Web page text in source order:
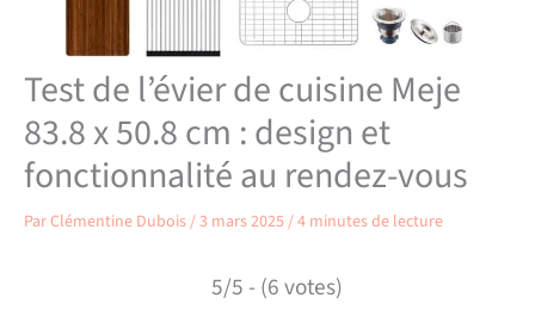
Test de l’évier de cuisine Meje
83.8 x 50.8 cm : design et
fonctionnalité au rendez-vous
ParClémentine Dubois/3 mars 2025/4 minutes de lecture
5/5 - (6 votes)